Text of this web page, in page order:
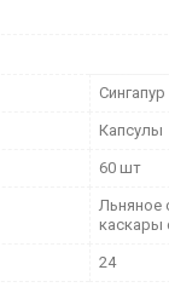
Сингапур
Капсулы
60 шт
Льняное
каскары
24